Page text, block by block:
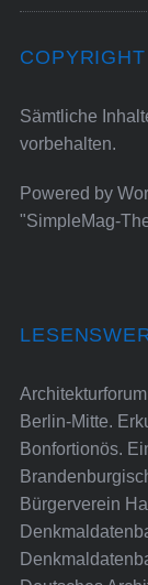
Sämtliche
vorbehalten.
Powered by
"SimpleMag-
Berlin-Mitte.
Bonfortionös.
Bürgerverein